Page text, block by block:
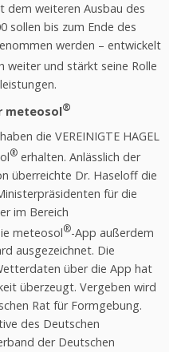
dem weiteren Ausbau des
sollen bis zum Ende des
werden – entwickelt
weiter und stärkt seine Rolle
meteosol®
die VEREINIGTE HAGEL
® erhalten. Anlässlich der
überreichte Dr. Haseloff die
für die
im Bereich
meteosol®-App außerdem
ausgezeichnet. Die
über die App hat
überzeugt. Vergeben wird
Rat für Formgebung.
des Deutschen
der Deutschen